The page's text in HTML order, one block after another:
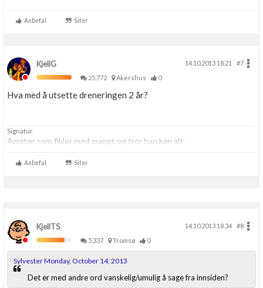
Anbefal Siter
KjellG 14.10.2013 18.21
#7
25,772
Akershus 0
Hva med å utsette dreneringen 2 år?
Signatur
Amatør som fikler med mangt og tror han kan alt.
Anbefal Siter
KjellTS 14.10.2013 18.34
#8
5,337
Tromsø 0
Sylvester Monday, October 14, 2013
Det er med andre ord vanskelig/umulig å sage fra innsiden?